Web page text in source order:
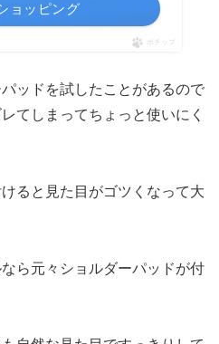
ョッピング
ポチップ
ッドを試したことがあるので
てしまってちょっと使いにく
ると見た目がゴツくなって大
ら元々ショルダーパッドが付